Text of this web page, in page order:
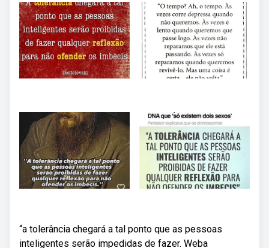
“a tolerância chegará a tal ponto que as pessoas
inteligentes serão impedidas de fazer. Weba